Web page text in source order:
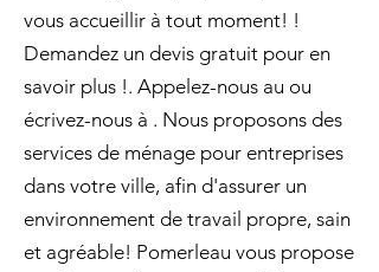
vous accueillir à tout moment! !
Demandez un devis gratuit pour en
savoir plus !. Appelez-nous au ou
écrivez-nous à . Nous proposons des
services de ménage pour entreprises
dans votre ville, afin d'assurer un
environnement de travail propre, sain
et agréable! Pomerleau vous propose